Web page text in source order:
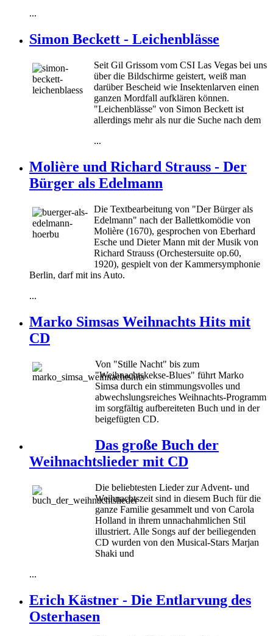
...
Simon Beckett - Leichenblässe
Seit Gil Grissom vom CSI Las Vegas bei uns
über die Bildschirme geistert, weiß man
darüber Bescheid wie Insektenlarven einen
ganzen Mordfall aufklären können.
"Leichenblässe" von Simon Beckett ist
allerdings mehr als nur die Suche nach dem
...
Molière und Richard Strauss - Der
Bürger als Edelmann
Die Textbearbeitung von "Der Bürger als
Edelmann" nach der Ballettkomödie von
Molière (1670), gesprochen von Eberhard
Esche und Dieter Mann mit der Musik von
Richard Strauss (Orchestersuite op.60,
1920), gespielt von der Kammersymphonie
Berlin, darf mit ins Auto.
...
Marko Simsas Weihnachts Hits mit
CD
Von "Stille Nacht" bis zum
"Weihnachtskekse-Blues" führt Marko
Simsa durch ein stimmungsvolles und
abwechslungsreiches Weihnachts-Programm
im sorgfältig aufbereiteten Buch und in der
beigefügten CD.
Das große Buch der
Weihnachtslieder mit CD
Die beliebtesten Lieder zur Advent- und
Weihnachtszeit sind in diesem Buch für die
ganze Familie gesammelt und von Carola
Holland in ihrem unnachahmlichen Stil
illustriert. Alle Songs auf der beiliegenden
CD wurden von den Musical-Stars Marjan
Shaki und
...
Erich Kästner - Die Entlarvung des
Osterhasen